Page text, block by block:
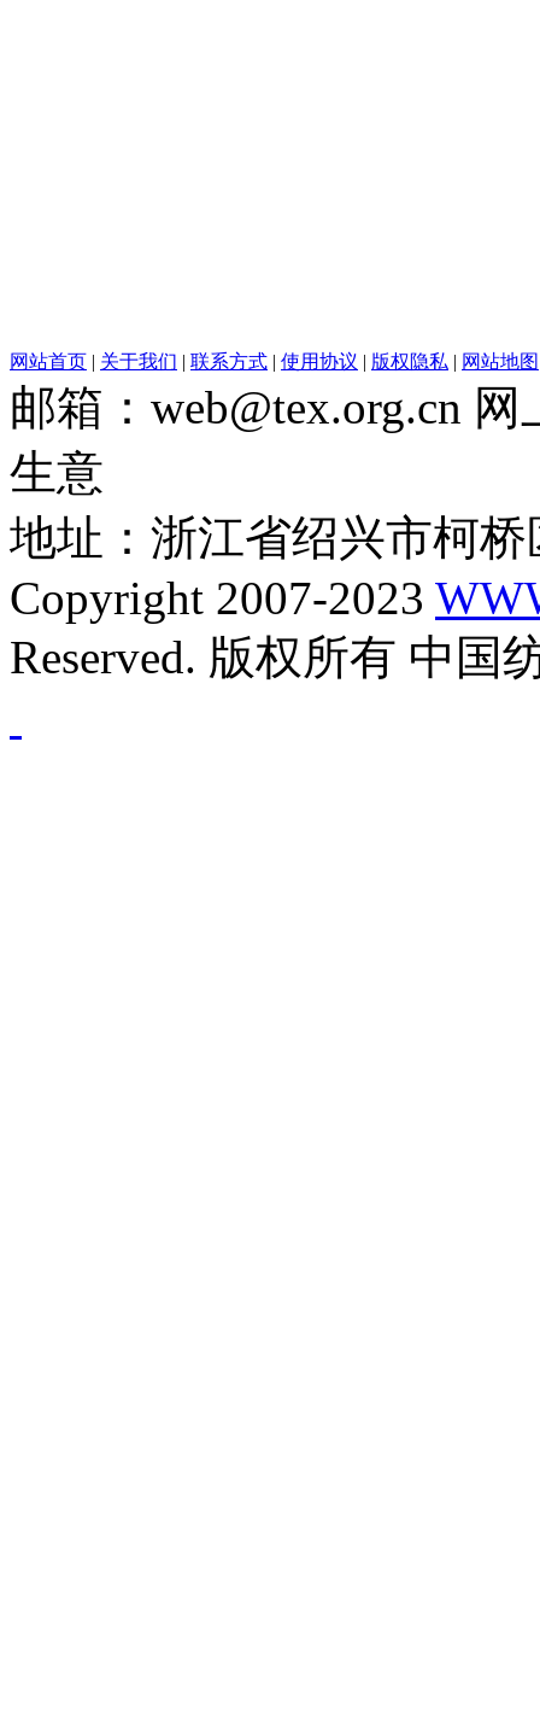
网站首页 | 关于我们 | 联系方式 | 使用协议 | 版权隐私 | 网站地图
邮箱：web@tex.org.cn
生意
地址：浙江省绍兴市柯
Copyright 2007-2023
Reserved. 版权所有 中国